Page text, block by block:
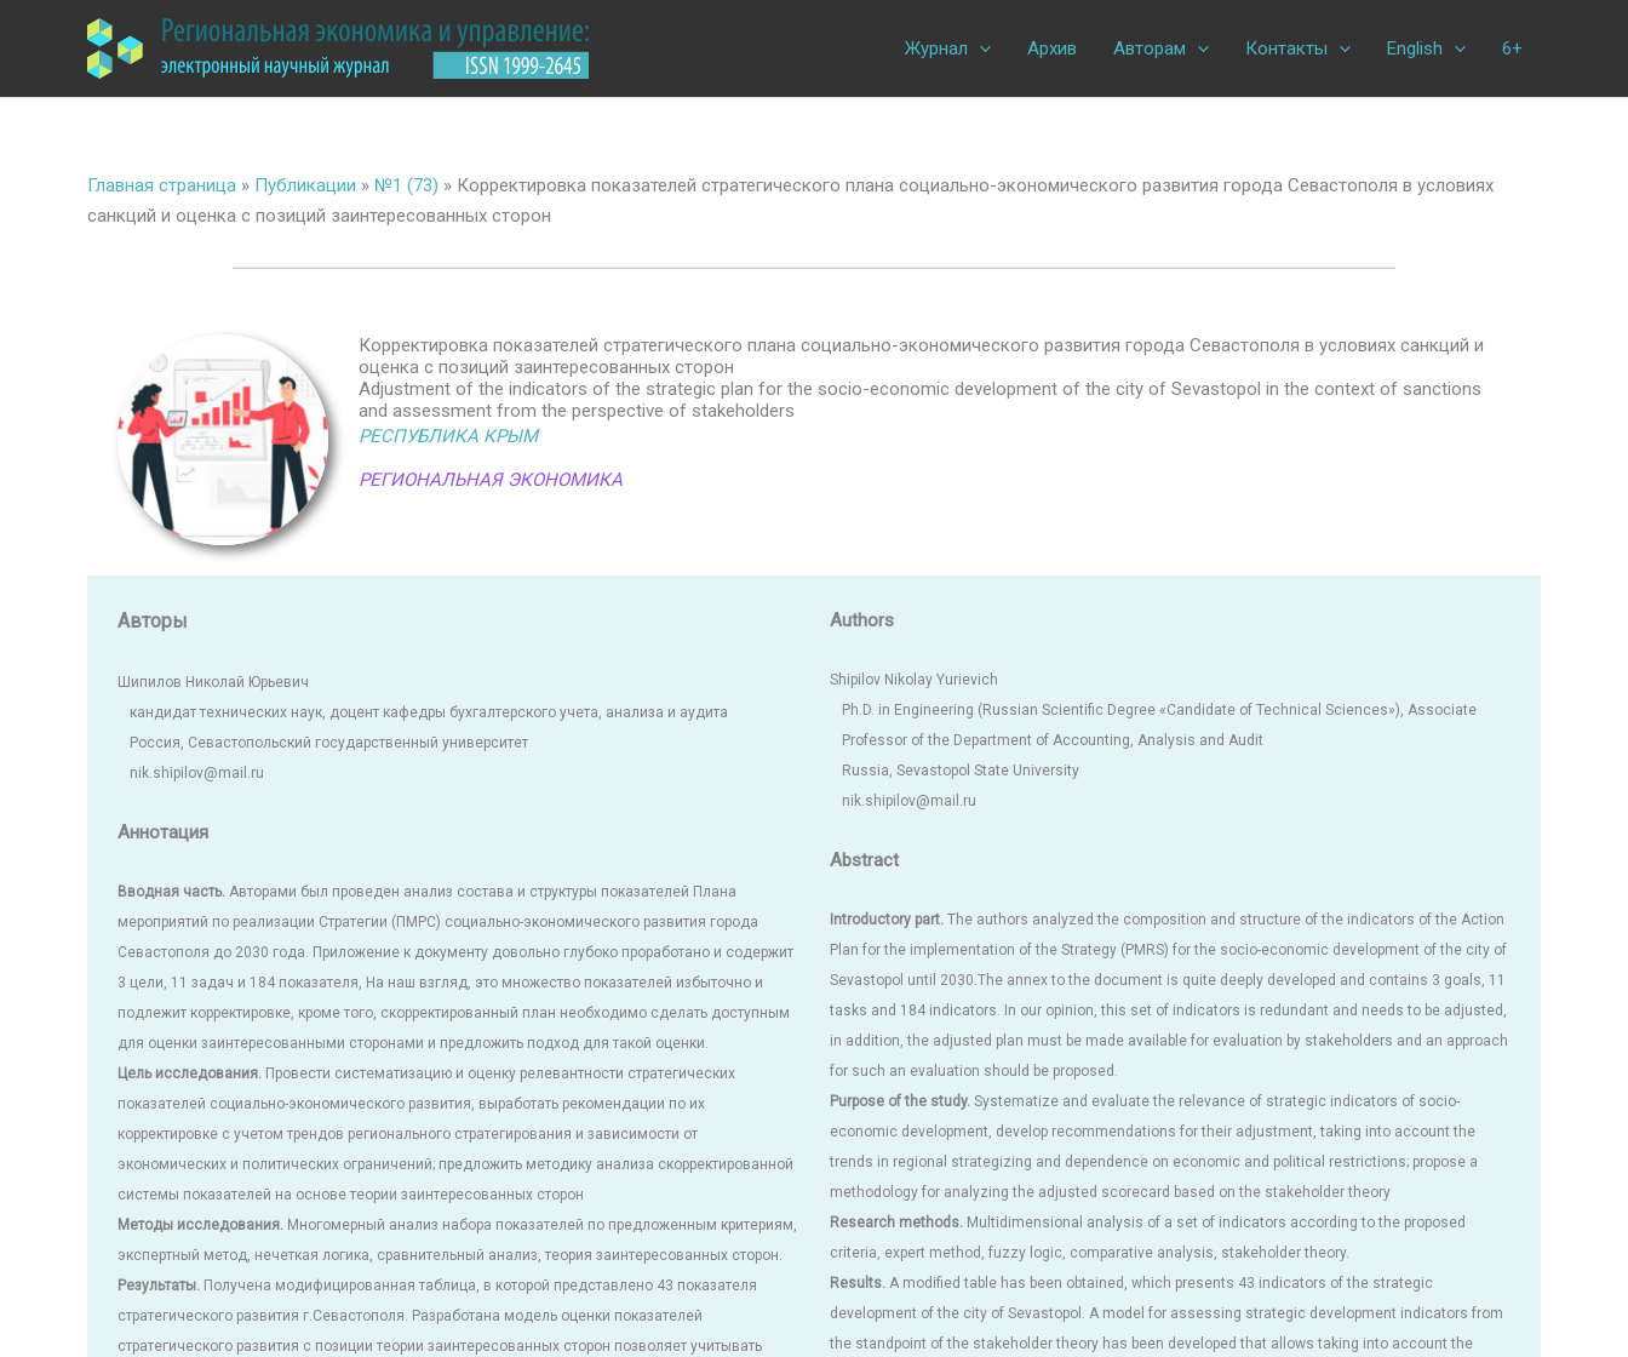
содержимому
Журнал Архив Авторам Контакты English 6+
Главная страница » Публикации » №1 (73) » Корректировка показателей стратегического плана социально-экономического развития города Севастополя в условиях
санкций и оценка с позиций заинтересованных сторон
Корректировка показателей стратегического плана социально-экономического развития города Севастополя в условиях санкций и
оценка с позиций заинтересованных сторон
Adjustment of the indicators of the strategic plan for the socio-economic development of the city of Sevastopol in the context of sanctions
and assessment from the perspective of stakeholders
РЕСПУБЛИКА КРЫМ
РЕГИОНАЛЬНАЯ ЭКОНОМИКА
Авторы
Шипилов Николай Юрьевич
кандидат технических наук, доцент кафедры бухгалтерского учета, анализа и аудита
Россия, Севастопольский государственный университет
nik.shipilov@mail.ru
Аннотация
Вводная часть. Авторами был проведен анализ состава и структуры показателей Плана
мероприятий по реализации Стратегии (ПМРС) социально-экономического развития города
Севастополя до 2030 года. Приложение к документу довольно глубоко проработано и содержит
3 цели, 11 задач и 184 показателя, На наш взгляд, это множество показателей избыточно и
подлежит корректировке, кроме того, скорректированный план необходимо сделать доступным
для оценки заинтересованными сторонами и предложить подход для такой оценки.
Цель исследования. Провести систематизацию и оценку релевантности стратегических
показателей социально-экономического развития, выработать рекомендации по их
корректировке с учетом трендов регионального стратегирования и зависимости от
экономических и политических ограничений; предложить методику анализа скорректированной
системы показателей на основе теории заинтересованных сторон
Методы исследования. Многомерный анализ набора показателей по предложенным критериям,
экспертный метод, нечеткая логика, сравнительный анализ, теория заинтересованных сторон.
Результаты. Получена модифицированная таблица, в которой представлено 43 показателя
стратегического развития г.Севастополя. Разработана модель оценки показателей
стратегического развития с позиции теории заинтересованных сторон позволяет учитывать
Authors
Shipilov Nikolay Yurievich
Ph.D. in Engineering (Russian Scientific Degree «Candidate of Technical Sciences»), Associate
Professor of the Department of Accounting, Analysis and Audit
Russia, Sevastopol State University
nik.shipilov@mail.ru
Abstract
Introductory part.The authors analyzed the composition and structure of the indicators of the Action
Plan for the implementation of the Strategy (PMRS) for the socio-economic development of the city of
Sevastopol until 2030.The annex to the document is quite deeply developed and contains 3 goals, 11
tasks and 184 indicators. In our opinion, this set of indicators is redundant and needs to be adjusted,
in addition, the adjusted plan must be made available for evaluation by stakeholders and an approach
for such an evaluation should be proposed.
Purpose of the study.Systematize and evaluate the relevance of strategic indicators of socio-
economic development, develop recommendations for their adjustment, taking into account the
trends in regional strategizing and dependence on economic and political restrictions; propose a
methodology for analyzing the adjusted scorecard based on the stakeholder theory
Research methods.Multidimensional analysis of a set of indicators according to the proposed
criteria, expert method, fuzzy logic, comparative analysis, stakeholder theory.
Results.A modified table has been obtained, which presents 43 indicators of the strategic
development of the city of Sevastopol. A model for assessing strategic development indicators from
the standpoint of the stakeholder theory has been developed that allows taking into account the